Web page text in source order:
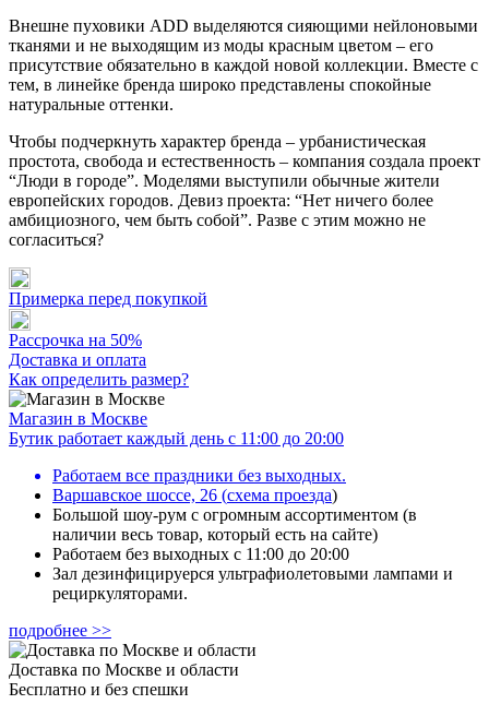
Внешне пуховики ADD выделяются сияющими нейлоновыми
тканями и не выходящим из моды красным цветом – его
присутствие обязательно в каждой новой коллекции. Вместе с
тем, в линейке бренда широко представлены спокойные
натуральные оттенки.
Чтобы подчеркнуть характер бренда – урбанистическая
простота, свобода и естественность – компания создала проект
“Люди в городе”. Моделями выступили обычные жители
европейских городов. Девиз проекта: “Нет ничего более
амбициозного, чем быть собой”. Разве с этим можно не
согласиться?
Примерка перед покупкой
Рассрочка на 50%
Доставка и оплата
Как определить размер?
Магазин в Москве
Бутик работает каждый день с 11:00 до 20:00
Работаем все праздники без выходных.
Варшавское шоссе, 26 (схема проезда)
Большой шоу-рум с огромным ассортиментом (в
наличии весь товар, который есть на сайте)
Работаем без выходных с 11:00 до 20:00
Зал дезинфицируерся ультрафиолетовыми лампами и
рециркуляторами.
подробнее >>
Доставка по Москве и области
Бесплатно и без спешки